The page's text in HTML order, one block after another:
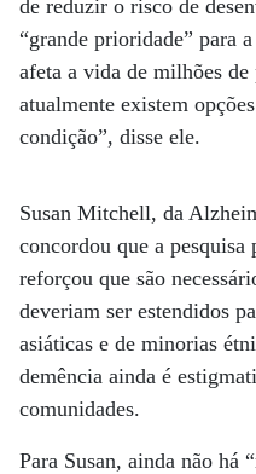
de reduzir o risco de
“grande prioridade” para
afeta a vida de milhões de
atualmente existem
condição”, disse ele.
Susan Mitchell, da
concordou que a pesquisa
reforçou que são
deveriam ser estendidos
asiáticas e de minorias
demência ainda é
comunidades.
Para Susan, ainda não há